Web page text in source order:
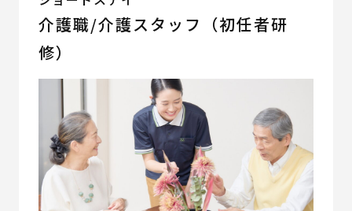
介護職/介護スタッフ（初任者研
修）